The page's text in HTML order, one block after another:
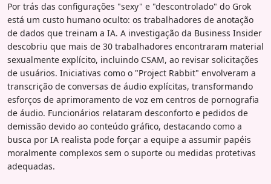
Por trás das configurações "sexy" e "descontrolado" do Grok
está um custo humano oculto: os trabalhadores de anotação
de dados que treinam a IA. A investigação da Business Insider
descobriu que mais de 30 trabalhadores encontraram material
sexualmente explícito, incluindo CSAM, ao revisar solicitações
de usuários. Iniciativas como o "Project Rabbit" envolveram a
transcrição de conversas de áudio explícitas, transformando
esforços de aprimoramento de voz em centros de pornografia
de áudio. Funcionários relataram desconforto e pedidos de
demissão devido ao conteúdo gráfico, destacando como a
busca por IA realista pode forçar a equipe a assumir papéis
moralmente complexos sem o suporte ou medidas protetivas
adequadas.